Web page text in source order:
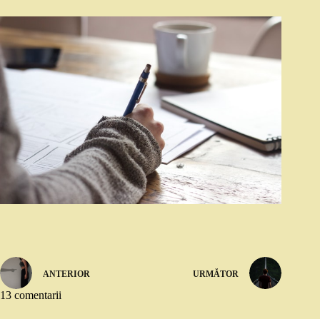
ANTERIOR URMĂTOR
13 comentarii